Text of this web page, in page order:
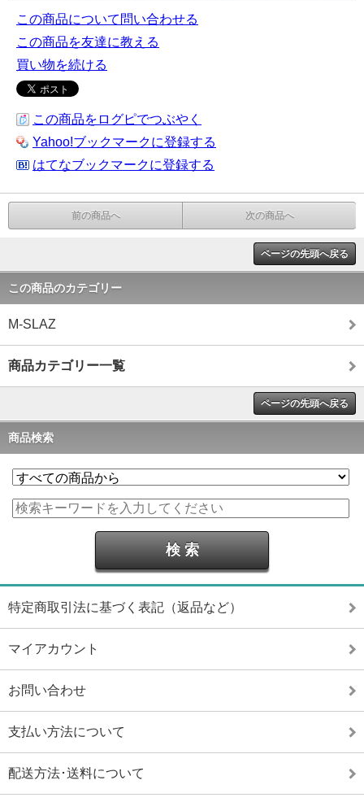
この商品について問い合わせる
この商品を友達に教える
買い物を続ける
この商品をログピでつぶやく
Yahoo!ブックマークに登録する
はてなブックマークに登録する
前の商品へ 次の商品へ
ページの先頭へ戻る
この商品のカテゴリー
M-SLAZ
商品カテゴリー一覧
ページの先頭へ戻る
商品検索
特定商取引法に基づく表記（返品など）
マイアカウント
お問い合わせ
支払い方法について
配送方法･送料について